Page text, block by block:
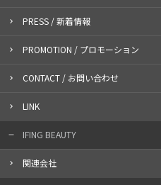
PRESS / 新着情報
PROMOTION / プロモーション
CONTACT / お問い合わせ
LINK
IFING BEAUTY
関連会社